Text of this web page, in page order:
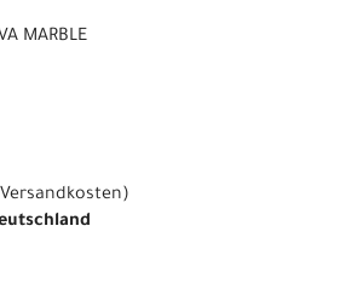
MARBLE
Versandkosten)